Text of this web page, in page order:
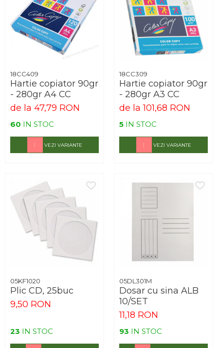
18CC409
Hartie copiator 90gr
- 280gr A4 CC
de la 47,79 RON
60 IN STOC
VEZI VARIANTE
18CC309
Hartie copiator 90gr
- 280gr A3 CC
de la 101,68 RON
5 IN STOC
VEZI VARIANTE
05KF1020
Plic CD, 25buc
9,50 RON
23 IN STOC
05DL301M
Dosar cu sina ALB
10/SET
11,18 RON
93 IN STOC